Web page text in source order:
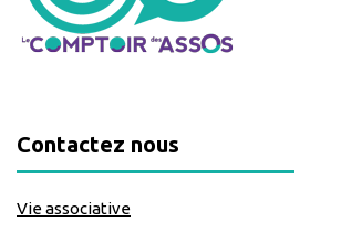
Contactez nous
Vie associative